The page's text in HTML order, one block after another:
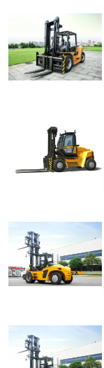
ប្រៀបធៀប
ប្រៀបធៀប
ប្រៀបធៀប